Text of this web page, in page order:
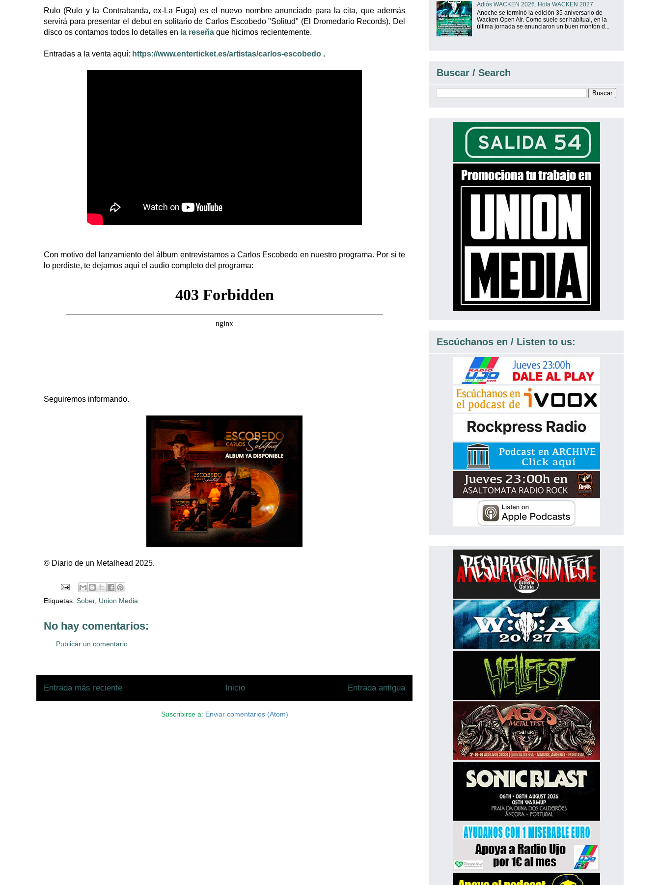
Rulo (Rulo y la Contrabanda, ex-La Fuga) es el nuevo nombre anunciado para la cita, que además
servirá para presentar el debut en solitario de Carlos Escobedo"Solitud" (El Dromedario Records). Del
disco os contamos todos lo detalles en la reseña que hicimos recientemente.
Entradas a la venta aquí: https://www.enterticket.es/artistas/carlos-escobedo .
Con motivo del lanzamiento del álbum entrevistamos a Carlos Escobedo en nuestro programa. Por si te
lo perdiste, te dejamos aquí el audio completo del programa:
Seguiremos informando.
© Diario de un Metalhead 2025.
Etiquetas: Sober, Union Media
No hay comentarios:
Publicar un comentario
Entrada más reciente Entrada antigua
Inicio
Suscribirse a: Enviar comentarios (Atom)
Adiós WACKEN 2026. Hola WACKEN 2027.
Anoche se terminó la edición 35 aniversario de
Wacken Open Air. Como suele ser habitual, en la
última jornada se anunciaron un buen montón d...
Buscar / Search
Escúchanos en / Listen to us: